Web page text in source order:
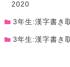
2020
3年生:漢字書き
3年生:漢字書き